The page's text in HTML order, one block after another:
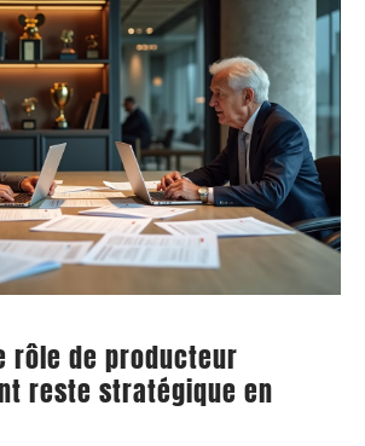
rôle de producteur
reste stratégique en